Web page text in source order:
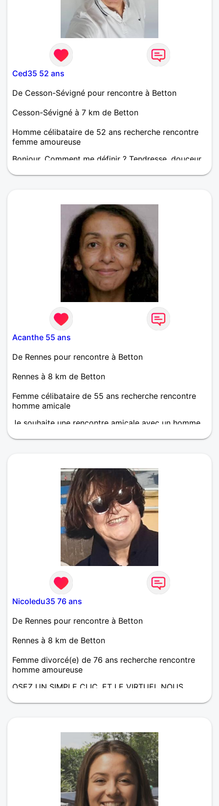
Ced35 52 ans
De Cesson-Sévigné pour rencontre à Betton
Cesson-Sévigné à 7 km de Betton
Homme célibataire de 52 ans recherche rencontre
femme amoureuse
Bonjour, Comment me définir ? Tendresse, douceur,
utopique et naïf : à bientôt 50 ans, je crois encore à
ventre qui papillonne quand je vous regarde ... Qui
je cherche ? Tendresse, douceur. Une femme
sensuelle, féminine, parfois séductrice, mais
également pragmatique et espiègle. J’espère une
complice, une amie, une amante, et peut-être mon
Acanthe 55 ans
De Rennes pour rencontre à Betton
Rennes à 8 km de Betton
Femme célibataire de 55 ans recherche rencontre
homme amicale
Je souhaite une rencontre amicale avec un homme
Nicoledu35 76 ans
De Rennes pour rencontre à Betton
Rennes à 8 km de Betton
Femme divorcé(e) de 76 ans recherche rencontre
homme amoureuse
OSEZ UN SIMPLE CLIC, ET LE VIRTUEL NOUS
DEMAIN EST CAPABLE DE L ECRIRE; J AIMERAIS
EN FRANCE OU AILLEURS. ETRE A L ECOUTE DE L
AUTRE, ET LA VIE SERA PLUS BELLE
ENCORE.....................